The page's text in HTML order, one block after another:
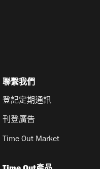
聯繫我們
登記定期通訊
刊登廣告
Time Out Market